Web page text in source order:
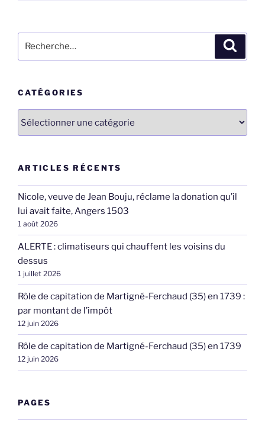
pour
CATÉGORIES
ARTICLES RÉCENTS
Nicole, veuve de Jean Bouju, réclame la donation qu’il
lui avait faite, Angers 1503
1 août 2026
ALERTE : climatiseurs qui chauffent les voisins du
dessus
1 juillet 2026
Rôle de capitation de Martigné-Ferchaud (35) en 1739 :
par montant de l’impôt
12 juin 2026
Rôle de capitation de Martigné-Ferchaud (35) en 1739
12 juin 2026
PAGES